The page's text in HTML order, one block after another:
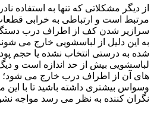
از دیگر مشکلاتی که تنها به استفاده
مرتبط است و ارتباطی به خرابی
سرازیر شدن کف از اطراف درب
به این دلیل از لباسشویی خارج می
شده به درستی انتخاب نشده یا حجم
لباسشویی بیش از حد اندازه است و
های آن از اطراف درب خارج می شود؛
وسواس بیشتری داشته باشید تا با
نگران کننده به نظر می رسد مواجه